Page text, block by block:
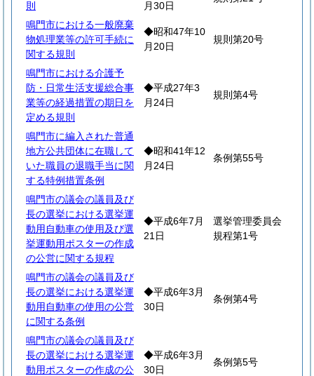
則
月30日
鳴門市における一般廃棄
物処理業等の許可手続に
関する規則
◆昭和47年10
月20日
規則第20号
鳴門市における介護予
防・日常生活支援総合事
業等の経過措置の期日を
定める規則
◆平成27年3
月24日
規則第4号
鳴門市に編入された普通
地方公共団体に在職して
いた職員の退職手当に関
する特例措置条例
◆昭和41年12
月24日
条例第55号
鳴門市の議会の議員及び
長の選挙における選挙運
動用自動車の使用及び選
挙運動用ポスターの作成
の公営に関する規程
◆平成6年7月
21日
選挙管理委員会
規程第1号
鳴門市の議会の議員及び
長の選挙における選挙運
動用自動車の使用の公営
に関する条例
◆平成6年3月
30日
条例第4号
鳴門市の議会の議員及び
長の選挙における選挙運
動用ポスターの作成の公
◆平成6年3月
30日
条例第5号